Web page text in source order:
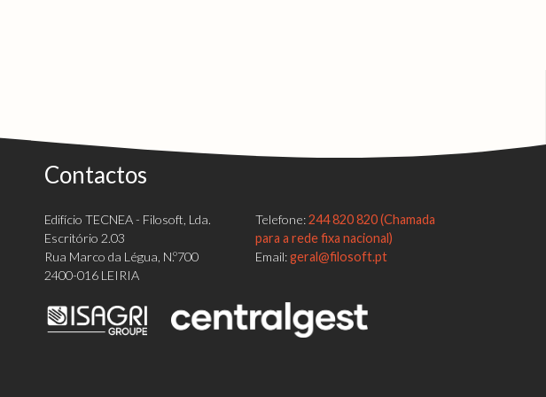
Contactos
Edifício TECNEA - Filosoft, Lda.
Escritório 2.03
Rua Marco da Légua, N.º700
2400-016 LEIRIA
Telefone:244 820 820 (Chamada
para a rede fixa nacional)
Email:geral@filosoft.pt